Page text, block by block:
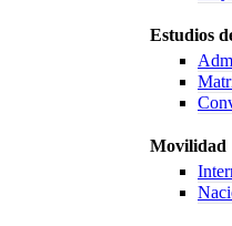
Estudios
Movilidad